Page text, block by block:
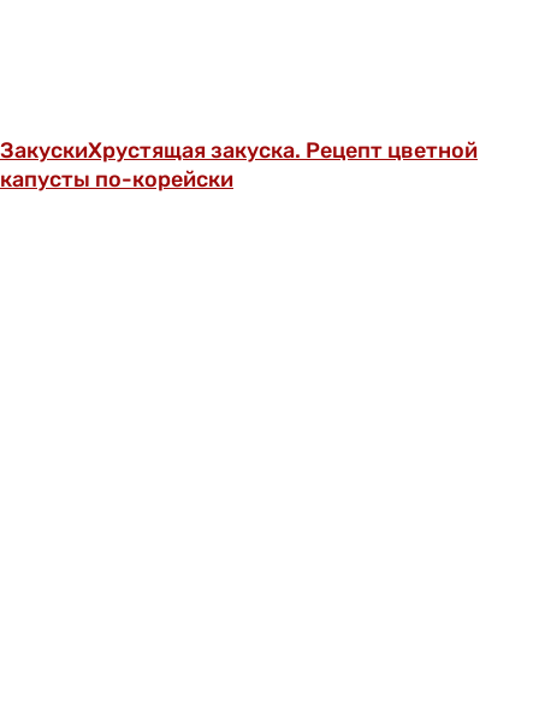
ЗакускиХрустящая закуска. Рецепт цветной
капусты по-корейски